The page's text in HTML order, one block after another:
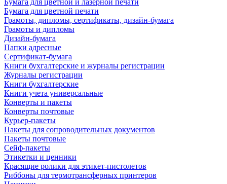
Бумага для цветной и лазерной печати
Бумага для цветной печати
Грамоты, дипломы, сертификаты, дизайн-бумага
Грамоты и дипломы
Дизайн-бумага
Папки адресные
Сертификат-бумага
Книги бухгалтерские и журналы регистрации
Журналы регистрации
Книги бухгалтерские
Книги учета универсальные
Конверты и пакеты
Конверты почтовые
Курьер-пакеты
Пакеты для сопроводительных документов
Пакеты почтовые
Сейф-пакеты
Этикетки и ценники
Красящие ролики для этикет-пистолетов
Риббоны для термотрансферных принтеров